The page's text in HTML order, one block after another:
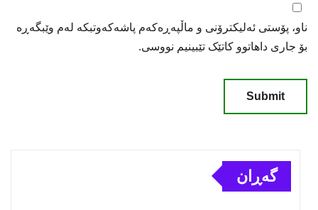
ناو، پۆستی ئەلیکترۆنی و ماڵپەڕەکەم پاشەکەوتبکە لەم وێبگەڕە
بۆ جاری داهاتوو کاتێک تێبینیم نووسی.
گەڕان